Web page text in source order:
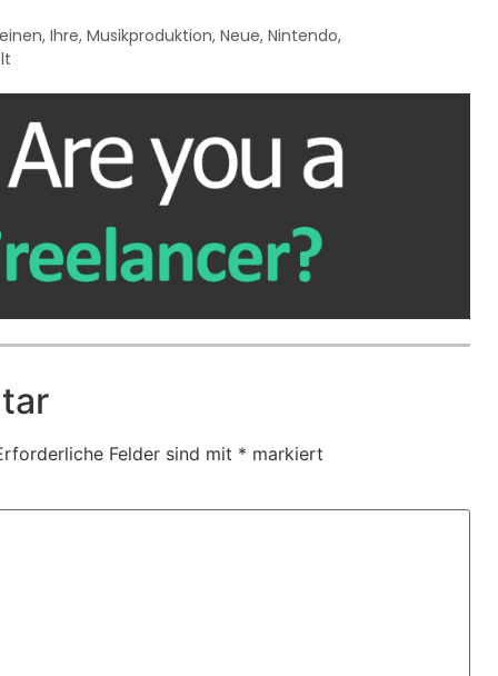
einen, Ihre, Musikproduktion, Neue, Nintendo,
Felder sind mit * markiert